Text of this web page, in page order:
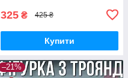
325 ₴ 425 ₴
Купити
–21%